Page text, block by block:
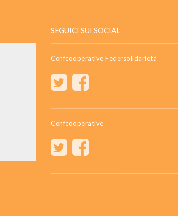
SEGUICI SUI SOCIAL
Confcooperative Federsolidarietà
Confcooperative